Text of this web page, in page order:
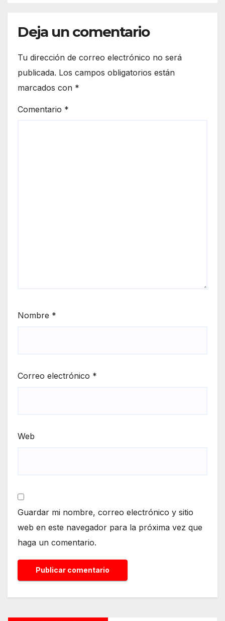
Deja un comentario
Tu dirección de correo electrónico no será
publicada. Los campos obligatorios están
marcados con *
Comentario *
Nombre *
Correo electrónico *
Web
Guardar mi nombre, correo electrónico y sitio
web en este navegador para la próxima vez que
haga un comentario.